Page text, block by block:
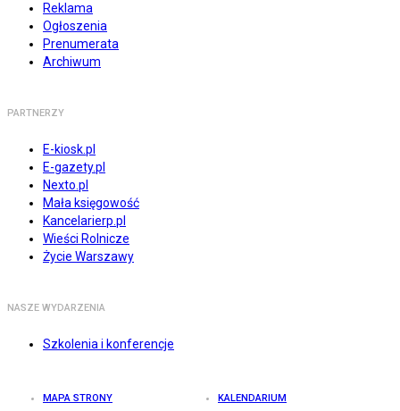
Reklama
Ogłoszenia
Prenumerata
Archiwum
PARTNERZY
E-kiosk.pl
E-gazety.pl
Nexto.pl
Mała księgowość
Kancelarierp.pl
Wieści Rolnicze
Życie Warszawy
NASZE WYDARZENIA
Szkolenia i konferencje
MAPA STRONY KALENDARIUM